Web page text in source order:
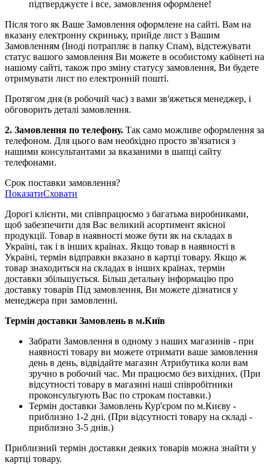
підтверджуєте і все, замовлення оформлене!
Після того як Ваше Замовлення оформлене на сайті. Вам на
вказану електронну скриньку, прийде лист з Вашим
Замовленням (Іноді потрапляє в папку Спам), відстежувати
статус вашого замовлення Ви можете в особистому кабінеті на
нашому сайті, також про зміну статусу замовлення, Ви будете
отримувати лист по електронній пошті.
Протягом дня (в робочий час) з вами зв'яжеться менеджер, і
обговорить деталі замовлення.
2. Замовлення по телефону. Так само можливе оформлення за
телефоном. Для цього вам необхідно просто зв'язатися з
нашими консультантами за вказаними в шапці сайту
телефонами.
Срок поставки замовлення?
ПоказатиСховати
Дорогі клієнти, ми співпрацюємо з багатьма виробниками,
щоб забезпечити для Вас великий асортимент якісної
продукції. Товар в наявності може бути як на складах в
Україні, так і в інших країнах. Якщо товар в наявності в
Україні, термін відправки вказано в картці товару. Якщо ж
товар знаходиться на складах в інших країнах, термін
доставки збільшується. Більш детальну інформацію про
доставку товарів Під замовлення, Ви можете дізнатися у
менеджера при замовленні.
Термін доставки Замовлень в м.Київ
Забрати Замовлення в одному з наших магазинів - при
наявності товару ви можете отримати ваше замовлення
день в день, відвідайте магазин Атрибутика коли вам
зручно в робочий час. Ми працюємо без вихідних. (При
відсутності товару в магазині наші співробітники
проконсультують Вас по строкам поставки.)
Термін доставки Замовлень Кур'єром по м.Києву -
приблизно 1-2 дні. (При відсутності товару на складі -
приблизно 3-5 днів.)
Приблизний термін доставки деяких товарів можна знайти у
картці товару.